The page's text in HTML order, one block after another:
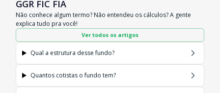
GGR FIC FIA
Não conhece algum termo? Não entendeu os cálculos? A gente
explica tudo pra você!
Ver todos os artigos
Qual a estrutura desse fundo?
Quantos cotistas o fundo tem?